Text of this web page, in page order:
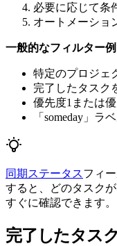
必要に応じて条
オートメーショ
一般的なフィルター例
特定のプロジェ
完了したタスク
優先度1または
「someday」ラ
同期ステータスフィ
すると、どのタスク
すぐに確認できます。
完了したタス